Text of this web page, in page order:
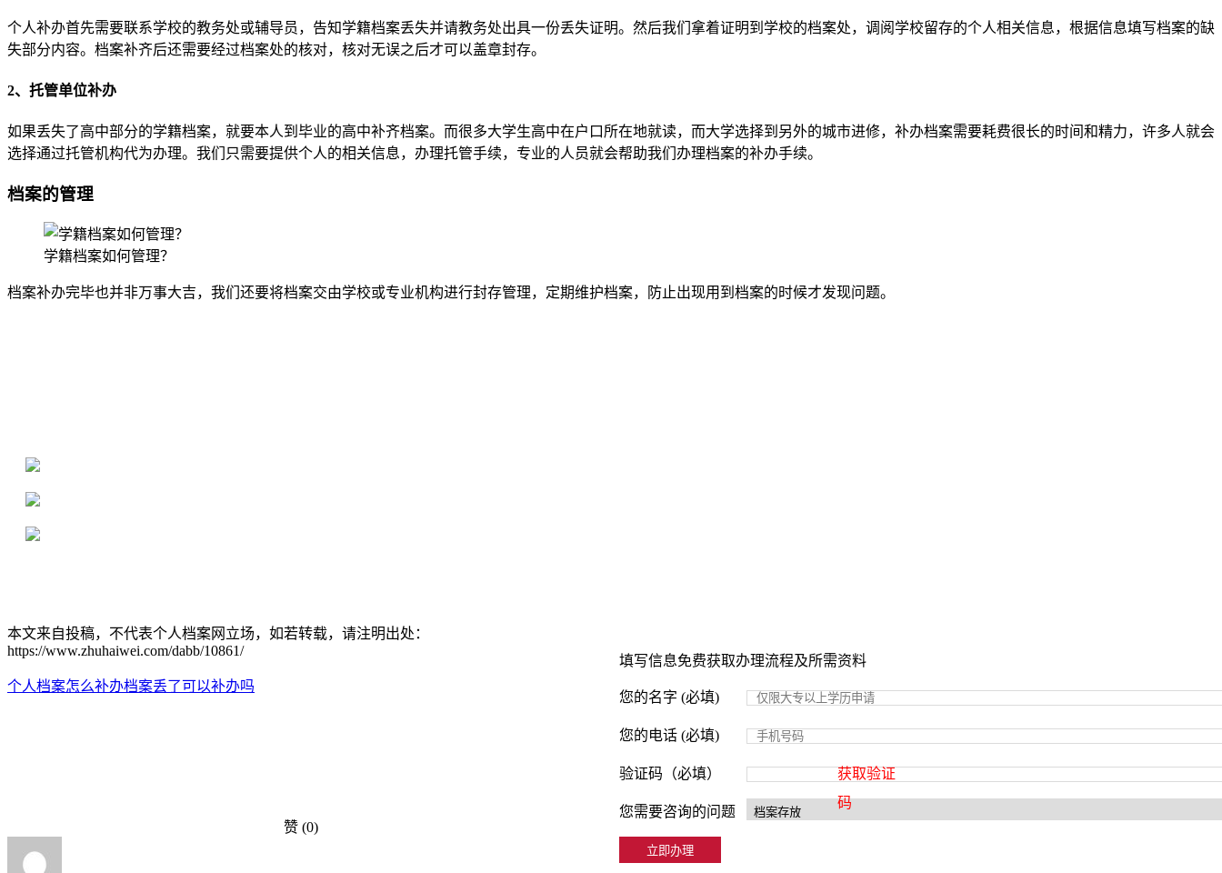
个人补办首先需要联系学校的教务处或辅导员，告知学籍档案丢失并请教务处出具一份丢失证明。然后我们拿着证明到学校的档案处，调阅学校留存的个人相关信息，根据信息填写档案的缺
失部分内容。档案补齐后还需要经过档案处的核对，核对无误之后才可以盖章封存。
2、托管单位补办
如果丢失了高中部分的学籍档案，就要本人到毕业的高中补齐档案。而很多大学生高中在户口所在地就读，而大学选择到另外的城市进修，补办档案需要耗费很长的时间和精力，许多人就会
选择通过托管机构代为办理。我们只需要提供个人的相关信息，办理托管手续，专业的人员就会帮助我们办理档案的补办手续。
档案的管理
学籍档案如何管理？
档案补办完毕也并非万事大吉，我们还要将档案交由学校或专业机构进行封存管理，定期维护档案，防止出现用到档案的时候才发现问题。
填写信息免费获取办理流程及所需资料
您的名字 (必填)
您的电话 (必填)
验证码（必填）
获取验证
码
您需要咨询的问题
本文来自投稿，不代表个人档案网立场，如若转载，请注明出处：
https://www.zhuhaiwei.com/dabb/10861/
个人档案怎么补办档案丢了可以补办吗
赞 (0)